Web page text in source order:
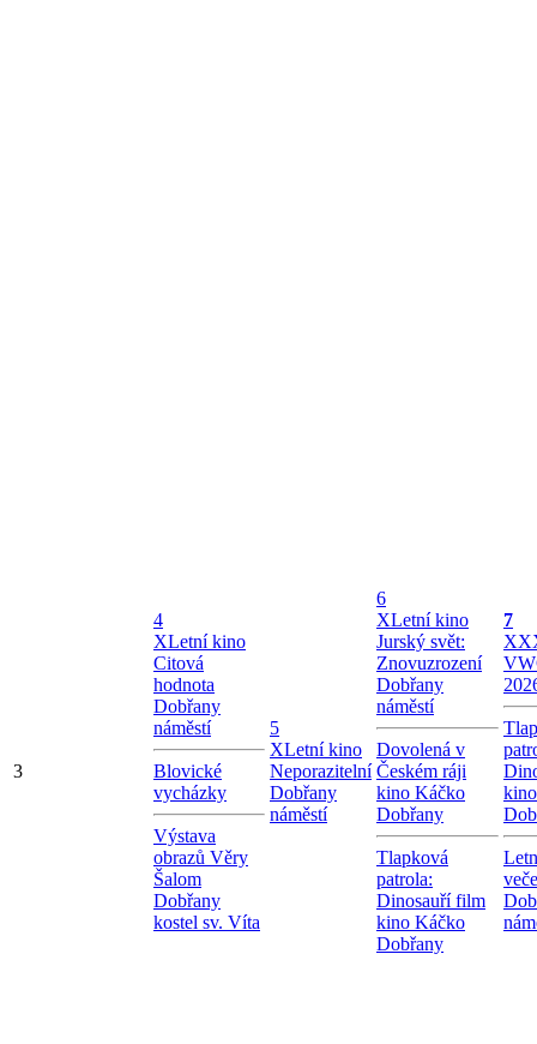
3
4
XLetní kino
Citová
hodnota
Dobřany
náměstí
Blovické
vycházky
Výstava
obrazů Věry
Šalom
Dobřany
kostel sv. Víta
5
XLetní kino
Neporazitelní
Dobřany
náměstí
6
XLetní kino
Jurský svět:
Znovuzrození
Dobřany
náměstí
Dovolená v
Českém ráji
kino Káčko
Dobřany
Tlapková
patrola:
Dinosauří film
kino Káčko
Dobřany
7
X